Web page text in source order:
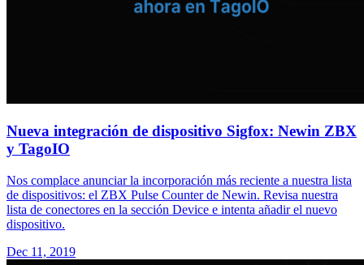
Nueva integración de dispositivo Sigfox: Newin ZBX
y TagoIO
Nos complace anunciar la incorporación más reciente a nuestra lista
de dispositivos: el ZBX Pulse Counter de Newin. Revisa nuestra
lista de conectores en la sección Device e intenta añadir el nuevo
dispositivo.
Dec 11, 2019